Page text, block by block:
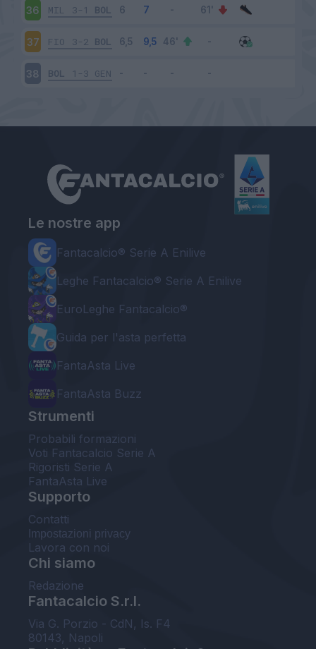
36 MIL 3-1 BOL
37 FIO 3-2 BOL
38 BOL 1-3 GEN
Le nostre app
Fantacalcio® Serie A Enilive
Leghe Fantacalcio® Serie A Enilive
EuroLeghe Fantacalcio®
Guida per l'asta perfetta
FantaAsta Live
FantaAsta Buzz
Strumenti
Probabili formazioni
Voti Fantacalcio Serie A
Rigoristi Serie A
FantaAsta Live
Supporto
Contatti
Impostazioni privacy
Lavora con noi
Chi siamo
Redazione
Fantacalcio S.r.l.
Via G. Porzio - CdN, Is. F4
80143, Napoli